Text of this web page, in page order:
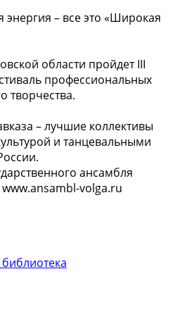
– все это «Широкая
области пройдет III
профессиональных
творчества.
– лучшие коллективы
и танцевальными
ансамбля
volga.ru